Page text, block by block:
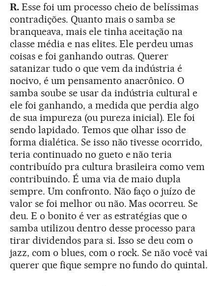
R.Esse foi um processo cheio de belíssimas
contradições. Quanto mais o samba se
branqueava, mais ele tinha aceitação na
classe média e nas elites. Ele perdeu umas
coisas e foi ganhando outras. Querer
satanizar tudo o que vem da indústria é
nocivo, é um pensamento anacrônico. O
samba soube se usar da indústria cultural e
ele foi ganhando, a medida que perdia algo
de sua impureza (ou pureza inicial). Ele foi
sendo lapidado. Temos que olhar isso de
forma dialética. Se isso não tivesse ocorrido,
teria continuado no gueto e não teria
contribuído pra cultura brasileira como vem
contribuindo. É uma via de maio dupla
sempre. Um confronto. Não faço o juízo de
valor se foi melhor ou não. Mas ocorreu. Se
deu. E o bonito é ver as estratégias que o
samba utilizou dentro desse processo para
tirar dividendos para si. Isso se deu com o
jazz, com o blues, com o rock. Se não você vai
querer que fique sempre no fundo do quintal.